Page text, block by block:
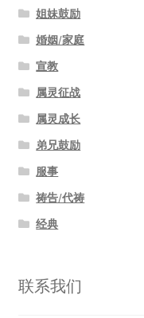
姐妹鼓励
婚姻/家庭
宣教
属灵征战
属灵成长
弟兄鼓励
服事
祷告/代祷
经典
联系我们